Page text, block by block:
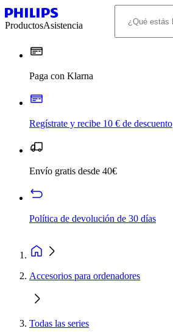
ProductosAsistencia
Paga con Klarna
Regístrate y recibe 10 € de descuento
Envío gratis desde 40€
Política de devolución de 30 días
Accesorios para ordenadores
Todas las series